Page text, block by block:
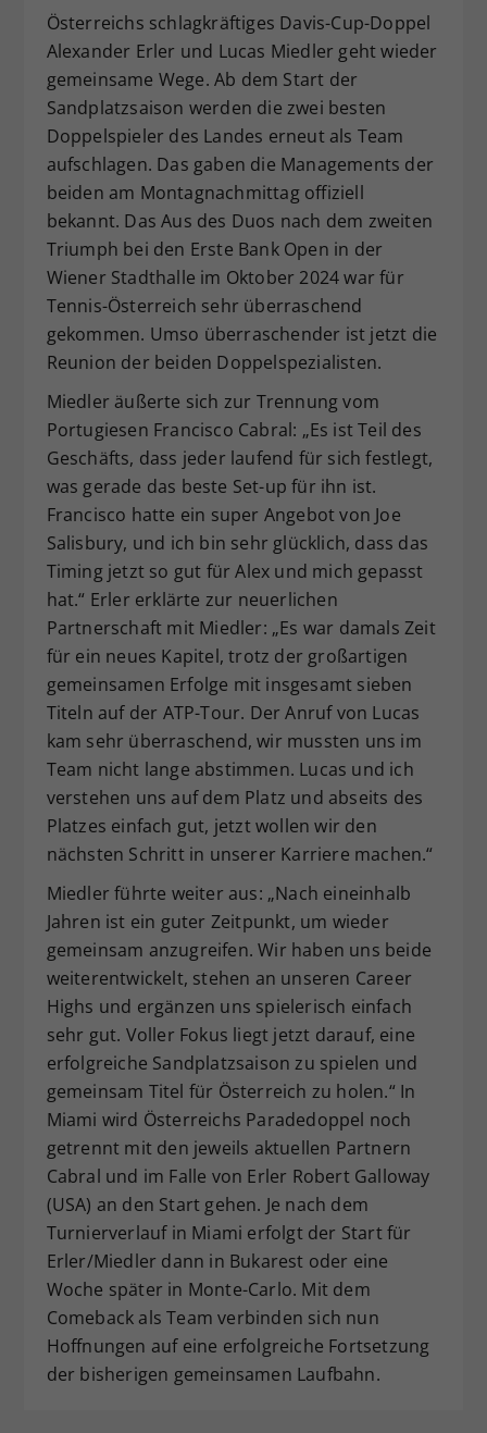
Österreichs schlagkräftiges Davis-Cup-Doppel
Alexander Erler und Lucas Miedler geht wieder
gemeinsame Wege. Ab dem Start der
Sandplatzsaison werden die zwei besten
Doppelspieler des Landes erneut als Team
aufschlagen. Das gaben die Managements der
beiden am Montagnachmittag offiziell
bekannt. Das Aus des Duos nach dem zweiten
Triumph bei den Erste Bank Open in der
Wiener Stadthalle im Oktober 2024 war für
Tennis-Österreich sehr überraschend
gekommen. Umso überraschender ist jetzt die
Reunion der beiden Doppelspezialisten.
Miedler äußerte sich zur Trennung vom
Portugiesen Francisco Cabral: „Es ist Teil des
Geschäfts, dass jeder laufend für sich festlegt,
was gerade das beste Set-up für ihn ist.
Francisco hatte ein super Angebot von Joe
Salisbury, und ich bin sehr glücklich, dass das
Timing jetzt so gut für Alex und mich gepasst
hat.“ Erler erklärte zur neuerlichen
Partnerschaft mit Miedler: „Es war damals Zeit
für ein neues Kapitel, trotz der großartigen
gemeinsamen Erfolge mit insgesamt sieben
Titeln auf der ATP-Tour. Der Anruf von Lucas
kam sehr überraschend, wir mussten uns im
Team nicht lange abstimmen. Lucas und ich
verstehen uns auf dem Platz und abseits des
Platzes einfach gut, jetzt wollen wir den
nächsten Schritt in unserer Karriere machen.“
Miedler führte weiter aus: „Nach eineinhalb
Jahren ist ein guter Zeitpunkt, um wieder
gemeinsam anzugreifen. Wir haben uns beide
weiterentwickelt, stehen an unseren Career
Highs und ergänzen uns spielerisch einfach
sehr gut. Voller Fokus liegt jetzt darauf, eine
erfolgreiche Sandplatzsaison zu spielen und
gemeinsam Titel für Österreich zu holen.“ In
Miami wird Österreichs Paradedoppel noch
getrennt mit den jeweils aktuellen Partnern
Cabral und im Falle von Erler Robert Galloway
(USA) an den Start gehen. Je nach dem
Turnierverlauf in Miami erfolgt der Start für
Erler/Miedler dann in Bukarest oder eine
Woche später in Monte-Carlo. Mit dem
Comeback als Team verbinden sich nun
Hoffnungen auf eine erfolgreiche Fortsetzung
der bisherigen gemeinsamen Laufbahn.
Zweck
Dieser Wert speichert Ihre Consent-
Einstellungen. Unter anderem eine
zufällig generierte ID, für die
historische Speicherung Ihrer
Webseiten-Betreiber dies eingestellt
hat.